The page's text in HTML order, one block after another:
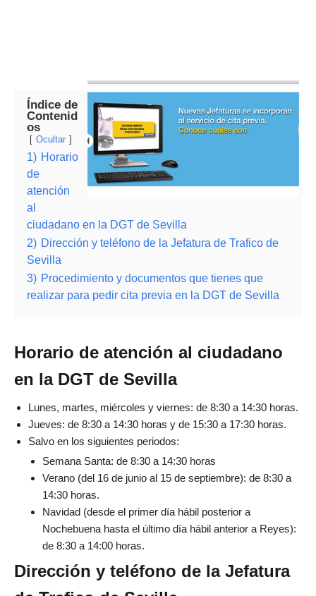
Índice de
Contenid
os
Ocultar
1) Horario
de
atención
al
ciudadano en la DGT de Sevilla
2) Dirección y teléfono de la Jefatura de Trafico de
Sevilla
3) Procedimiento y documentos que tienes que
realizar para pedir cita previa en la DGT de Sevilla
Horario de atención al ciudadano
en la DGT de Sevilla
Lunes, martes, miércoles y viernes: de 8:30 a 14:30 horas.
Jueves: de 8:30 a 14:30 horas y de 15:30 a 17:30 horas.
Salvo en los siguientes periodos:
Semana Santa: de 8:30 a 14:30 horas
Verano (del 16 de junio al 15 de septiembre): de 8:30 a
14:30 horas.
Navidad (desde el primer día hábil posterior a
Nochebuena hasta el último día hábil anterior a Reyes):
de 8:30 a 14:00 horas.
Dirección y teléfono de la Jefatura